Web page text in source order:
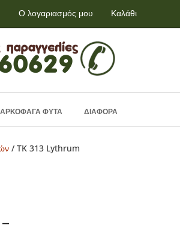
Ο λογαριασμός μου Καλάθι
ΦΥΤΑ ΔΙΑΦΟΡΑ
/ TK 313 Lythrum